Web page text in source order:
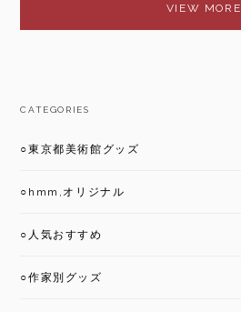
VIEW MORE
CATEGORIES
○東京都美術館グッズ
○hmm,オリジナル
○人気おすすめ
○作家別グッズ